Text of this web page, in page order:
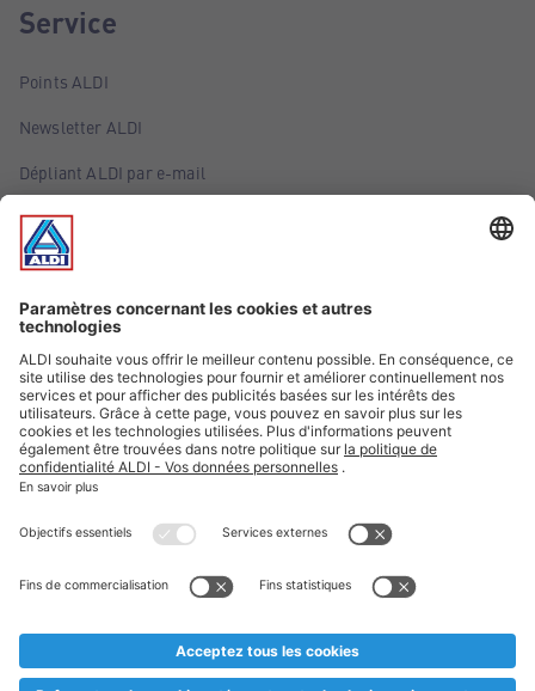
Service
Points ALDI
Newsletter ALDI
Dépliant ALDI par e-mail
Offres
Infos essentielles
Suivez ALDI Belgique
Textes marqués d'un astérisque et mentions légales
* Nous vendons ces articles temporairement et jusqu'à
au cas où, malgré le planning bien étudié, nous serions
prématurément en rupture de stock. Prix Recupel et TVA incl.
** Sur ce site, l’utilisation de la forme masculine a été adoptée